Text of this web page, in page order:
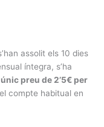
assolit els 10 dies
íntegra, s’ha
preu de 2’5€ per
compte habitual en